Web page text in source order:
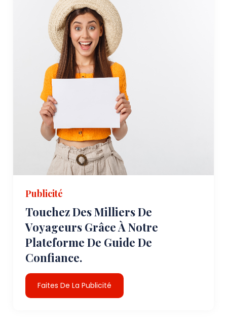
Publicité
Touchez Des Milliers De
Voyageurs Grâce À Notre
Plateforme De Guide De
Confiance.
Faites De La Publicité